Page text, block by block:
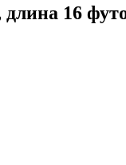
16